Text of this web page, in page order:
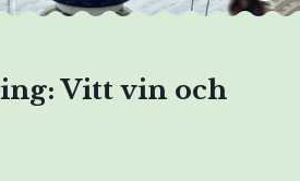
Vitt vin och